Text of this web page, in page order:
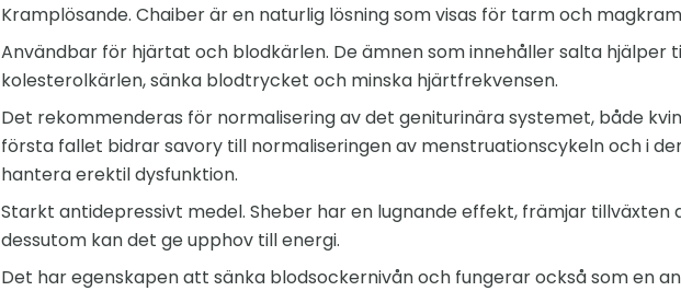
Kramplösande. Chaiber är en naturlig lösning som visas för tarm och
Användbar för hjärtat och blodkärlen. De ämnen som innehåller salta hjälper
kolesterolkärlen, sänka blodtrycket och minska hjärtfrekvensen.
Det rekommenderas för normalisering av det geniturinära systemet, både
första fallet bidrar savory till normaliseringen av menstruationscykeln och i
hantera erektil dysfunktion.
Starkt antidepressivt medel. Sheber har en lugnande effekt, främjar tillväxten
dessutom kan det ge upphov till energi.
Det har egenskapen att sänka blodsockernivån och fungerar också som en